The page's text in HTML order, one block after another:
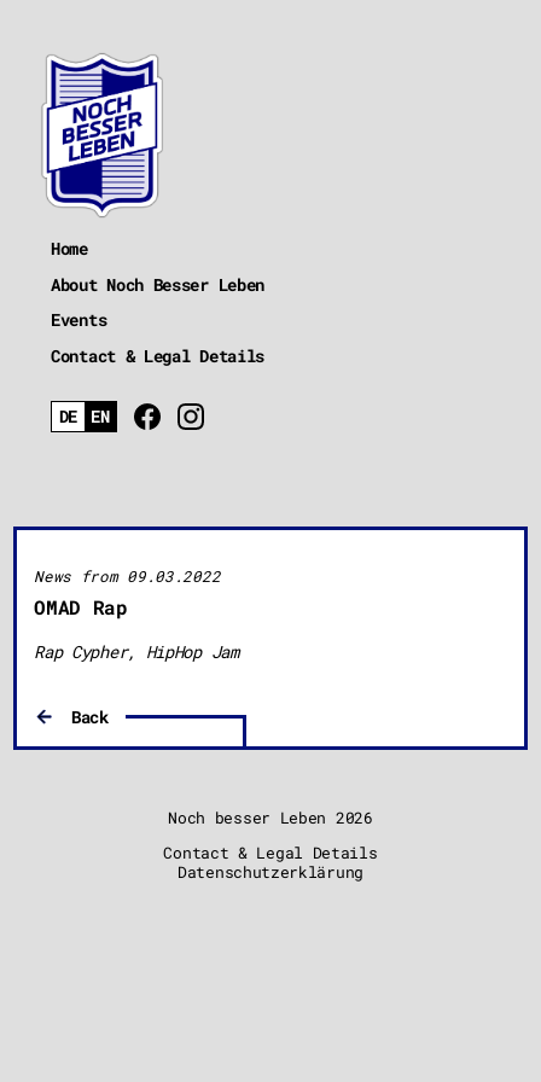
Home
About Noch Besser Leben
Events
Contact & Legal Details
News from 09.03.2022
OMAD Rap
Rap Cypher, HipHop Jam
Back
Noch besser Leben 2026
Contact & Legal Details
Datenschutzerklärung